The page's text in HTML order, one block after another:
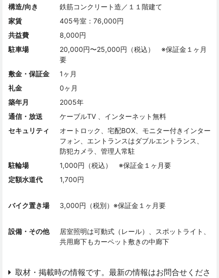
構造/向き
鉄筋コンクリート造／１１階建て
家賃
405号室：76,000円
共益費
8,000円
駐車場
20,000円〜25,000円（税込） ※保証金１ヶ月
要
敷金・保証金
1ヶ月
礼金
0ヶ月
築年月
2005年
通信・放送
ケーブルTV 、インターネット無料
セキュリティ
オートロック、宅配BOX、モニター付きインター
フォン、エントランスはダブルエントランス、
防犯カメラ、管理人常駐
駐輪場
1,000円（税込） ※保証金１ヶ月要
定額水道代
1,700円
バイク置き場 3,000円（税別）※保証金１ヶ月要
設備・その他
居室照明は可動式（レール）、スポットライト、
共用廊下もカーペット敷きの中廊下
取材・掲載時の情報です。最新の情報はお問合せくださ